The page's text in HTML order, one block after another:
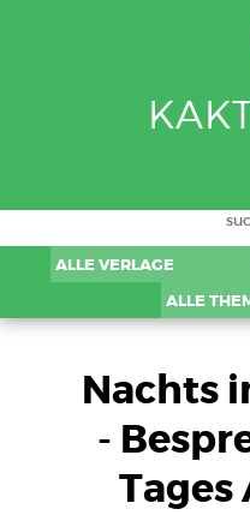
Nachts
-
Tages